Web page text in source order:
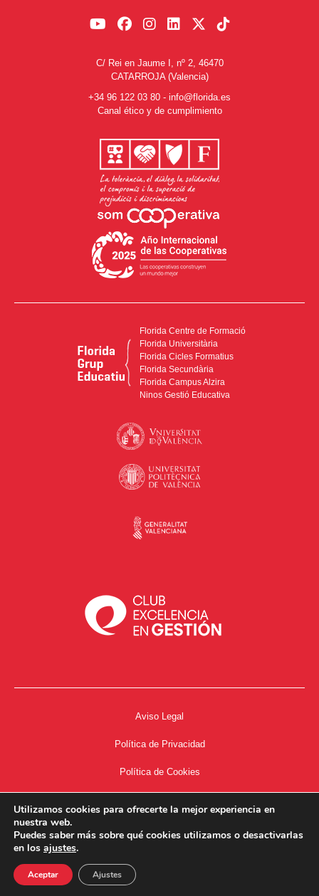
C/ Rei en Jaume I, nº 2, 46470
CATARROJA (Valencia)
+34 96 122 03 80 - info@florida.es
Canal ético y de cumplimiento
Florida Centre de Formació
Florida Universitària
Florida Cicles Formatius
Florida Secundària
Florida Campus Alzira
Ninos Gestió Educativa
Aviso Legal
Política de Privacidad
Política de Cookies
34667504662
Utilizamos cookies para ofrecerte la mejor experiencia en
nuestra web.
Puedes saber más sobre qué cookies utilizamos o desactivarlas
en los ajustes.
Aceptar Ajustes